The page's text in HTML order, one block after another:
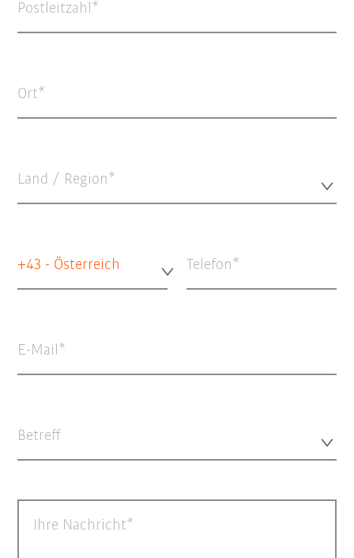
Postleitzahl
Ort
Land / Region*
+43 - Österreich Telefon
E-Mail
Betreff
Ihre Nachricht